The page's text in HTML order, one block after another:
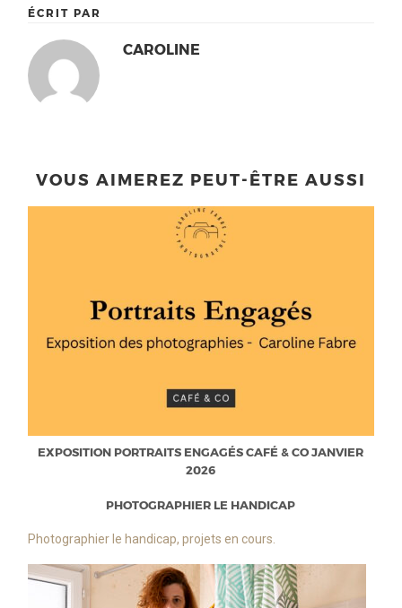
ÉCRIT PAR
CAROLINE
VOUS AIMEREZ PEUT-ÊTRE AUSSI
EXPOSITION PORTRAITS ENGAGÉS CAFÉ & CO JANVIER
2026
PHOTOGRAPHIER LE HANDICAP
Photographier le handicap, projets en cours.